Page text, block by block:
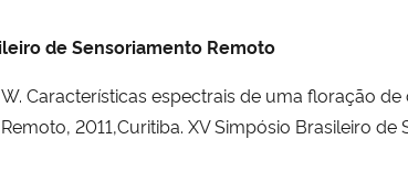
de Sensoriamento Remoto
W. Características espectrais de uma floração
2011,Curitiba. XV Simpósio Brasileiro